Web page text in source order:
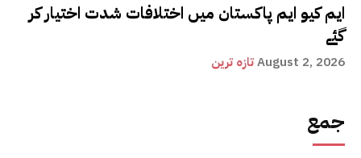
ایم کیو ایم پاکستان میں اختلافات شدت اختیار کر
گئے
تازہ ترینAugust 2, 2026
جمع